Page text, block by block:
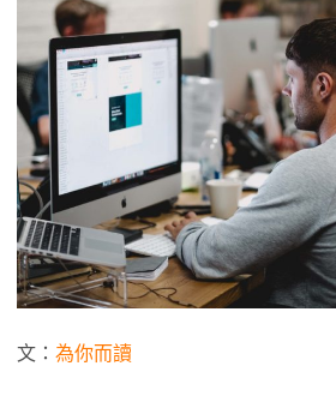
文： 為你而讀